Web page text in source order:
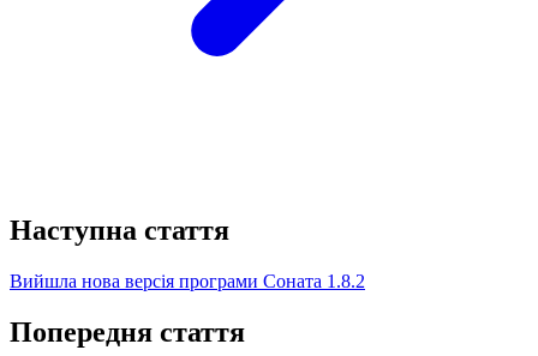
Наступна стаття
Вийшла нова версія програми Соната 1.8.2
Попередня стаття